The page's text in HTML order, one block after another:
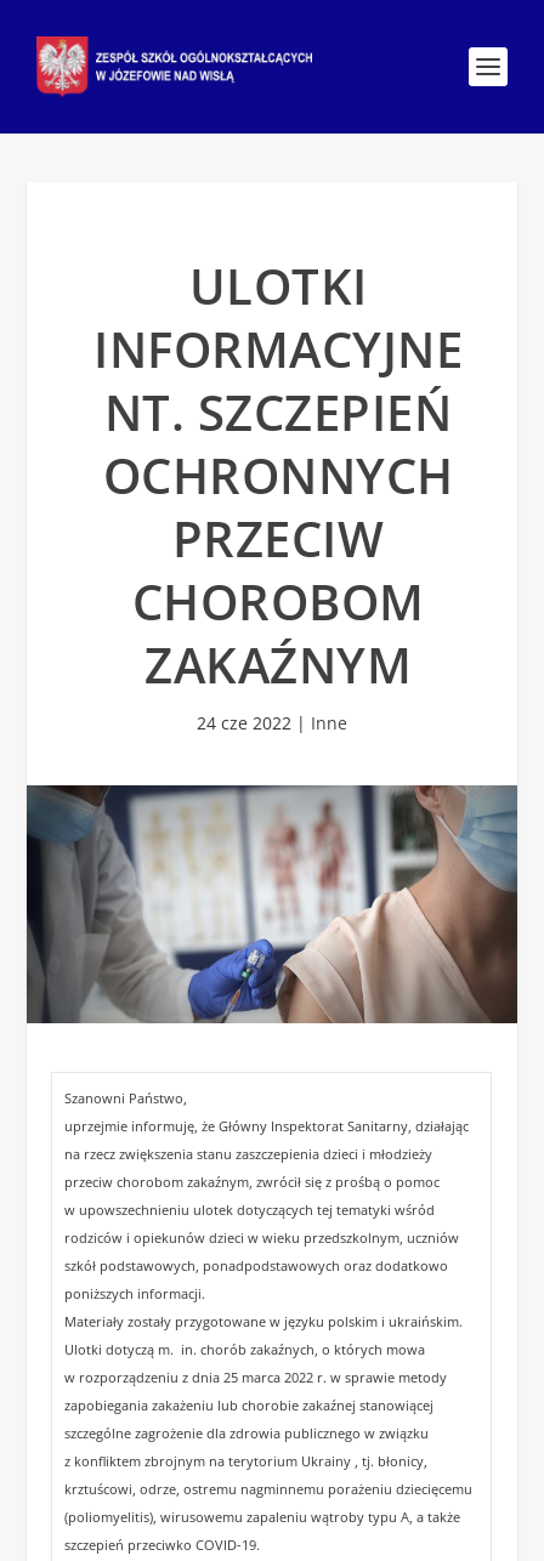
ULOTKI
INFORMACYJNE
NT. SZCZEPIEŃ
OCHRONNYCH
PRZECIW
CHOROBOM
ZAKAŹNYM
24 cze 2022 | Inne
Szanowni Państwo,
uprzejmie informuję, że Główny Inspektorat Sanitarny, działając
na rzecz zwiększenia stanu zaszczepienia dzieci i młodzieży
przeciw chorobom zakaźnym, zwrócił się z prośbą o pomoc
w upowszechnieniu ulotek dotyczących tej tematyki wśród
rodziców i opiekunów dzieci w wieku przedszkolnym, uczniów
szkół podstawowych, ponadpodstawowych oraz dodatkowo
poniższych informacji.
Materiały zostały przygotowane w języku polskim i ukraińskim.
Ulotki dotyczą m. in. chorób zakaźnych, o których mowa
w rozporządzeniu z dnia 25 marca 2022 r. w sprawie metody
zapobiegania zakażeniu lub chorobie zakaźnej stanowiącej
szczególne zagrożenie dla zdrowia publicznego w związku
z konfliktem zbrojnym na terytorium Ukrainy , tj. błonicy,
krztuścowi, odrze, ostremu nagminnemu porażeniu dziecięcemu
(poliomyelitis), wirusowemu zapaleniu wątroby typu A, a także
szczepień przeciwko COVID-19.